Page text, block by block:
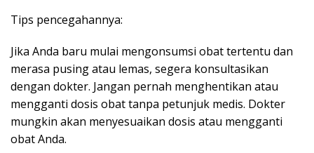
Tips pencegahannya:
Jika Anda baru mulai mengonsumsi obat tertentu dan
merasa pusing atau lemas, segera konsultasikan
dengan dokter. Jangan pernah menghentikan atau
mengganti dosis obat tanpa petunjuk medis. Dokter
mungkin akan menyesuaikan dosis atau mengganti
obat Anda.